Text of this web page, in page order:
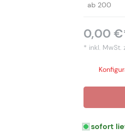
ab 200
0,00
* inkl. MwSt.
sofort